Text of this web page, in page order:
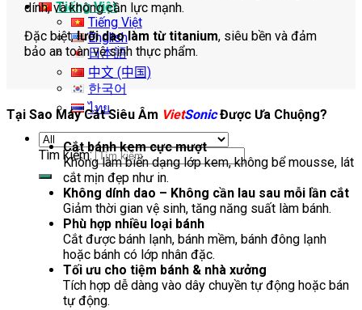
Tiếng Việt
Tiếng Việt
English
日本語
中文 (中国)
한국어
ไทย
Tìm kiếm:
dính, và không cần lực mạnh.
Đặc biệt,lưỡi dao làm từ titanium, siêu bền và đảm
bảo an toàn vệ sinh thực phẩm.
Tại Sao Máy Cắt Siêu Âm VietSonicĐược Ưa Chuộng?
Cắt bánh kem cực mượt
Không làm biến dạng lớp kem, không bể mousse, lát
cắt mịn đẹp như in.
Không dính dao – Không cần lau sau mỗi lần cắt
Giảm thời gian vệ sinh, tăng năng suất làm bánh.
Phù hợp nhiều loại bánh
Cắt được bánh lạnh, bánh mềm, bánh đông lạnh
hoặc bánh có lớp nhân đặc.
Tối ưu cho tiệm bánh & nhà xưởng
Tích hợp dễ dàng vào dây chuyền tự động hoặc bán
tự động.